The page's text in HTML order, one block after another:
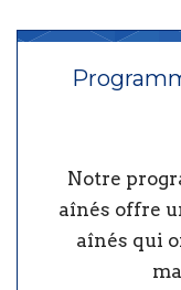
Notre
aînés offre
aînés qui